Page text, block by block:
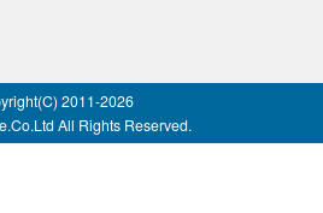
2011-2026
All Rights Reserved.